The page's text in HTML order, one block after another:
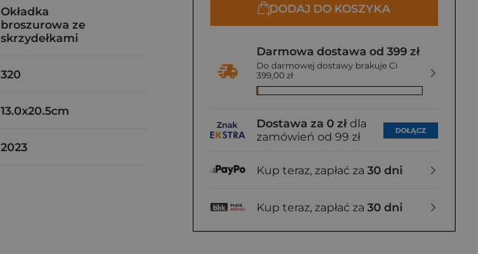
DODAJ DO KOSZYKA
Darmowa dostawa od 399 zł
Do darmowej dostawy brakuje Ci
399,00 zł
Dostawa za 0 zł dla
zamówień od 99 zł
DOŁĄCZ
Kup teraz, zapłać za 30 dni
Kup teraz, zapłać za 30 dni
Okładka
broszurowa ze
skrzydełkami
320
13.0x20.5cm
2023